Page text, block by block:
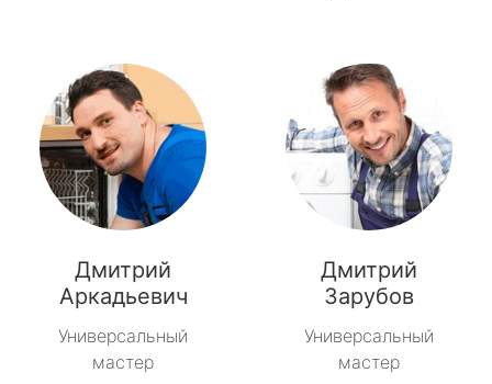
Дмитрий
Аркадьевич
Универсальный
мастер
Дмитрий
Зарубов
Универсальный
мастер